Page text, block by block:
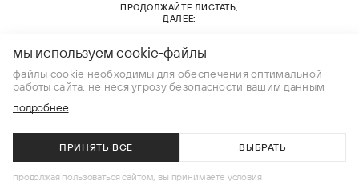
В КОРЗИНУ
ПРОДОЛЖАЙТЕ ЛИСТАТЬ,
ДАЛЕЕ:
новая коллекция
мы используем cookie-файлы
файлы cookie необходимы для обеспечения оптимальной
работы сайта, не неся угрозу безопасности вашим данным
подробнее
ПРИНЯТЬ ВСЕ ВЫБРАТЬ
продолжая пользоваться сайтом, вы принимаете условия